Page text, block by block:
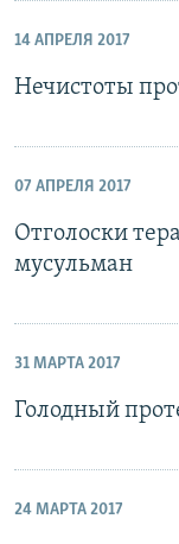
14 АПРЕЛЯ 2017
Нечистоты
07 АПРЕЛЯ 2017
Отголоски
мусульман
31 МАРТА 2017
Голодный
24 МАРТА 2017